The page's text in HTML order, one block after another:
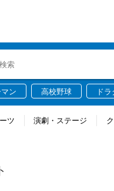
ン 高校野球 ド
ツ 演劇・ステージ